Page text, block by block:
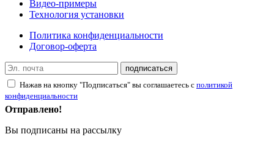
Видео-примеры
Технология установки
Политика конфиденциальности
Договор-оферта
подписаться
Нажав на кнопку "Подписаться" вы соглашаетесь с политикой
конфиденциальности
Отправлено!
Вы подписаны на рассылку